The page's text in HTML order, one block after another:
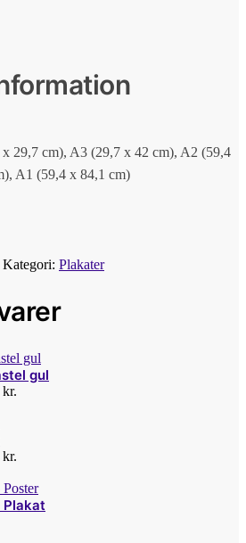
29,7 cm), A3 (29,7 x 42 cm), A2 (59,4
A1 (59,4 x 84,1 cm)
Kategori: Plakater
gul
kr.
kr.
Plakat